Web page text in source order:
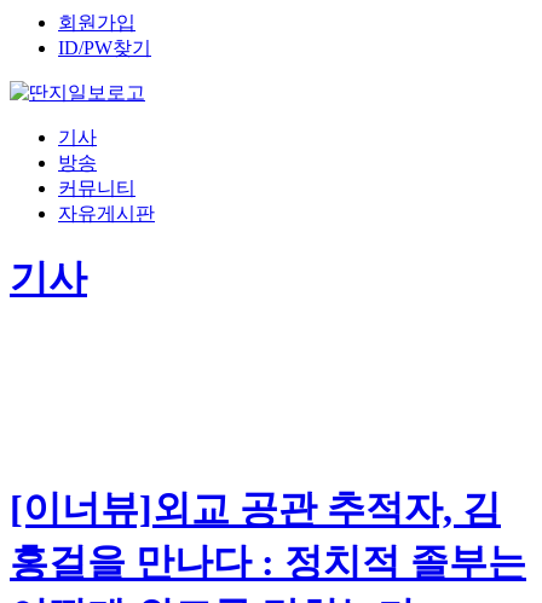
회원가입
ID/PW찾기
기사
방송
커뮤니티
자유게시판
기사
[이너뷰]외교 공관 추적자, 김
홍걸을 만나다 : 정치적 졸부는